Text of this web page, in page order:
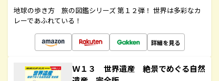
地球の歩き方 旅の図鑑シリーズ 第１２弾！ 世界は多彩なカ
レーであふれている！
詳細を見る
Ｗ１３ 世界遺産 絶景でめぐる自然